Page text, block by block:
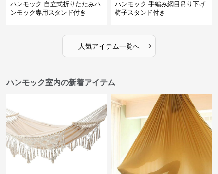
ハンモック 自立式折りたたみハ
ンモック専用スタンド付き
ハンモック 手編み網目吊り下げ
椅子スタンド付き
人気アイテム一覧へ ›
ハンモック室内の新着アイテム